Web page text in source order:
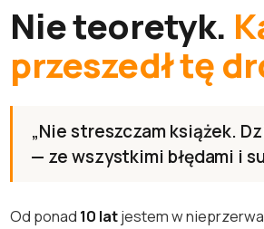
Nie teoretyk.
przeszedł tę
„Nie streszczam książek.
— ze wszystkimi błędami i
Od ponad 10 latjestem w